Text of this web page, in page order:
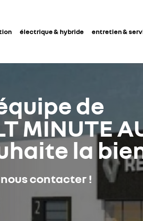
électrique & hybride entretien &
de
MINUTE
la
contacter !